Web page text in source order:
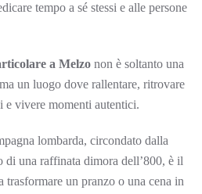
tempo a sé stessi e alle persone
a Melzo non è soltanto una
un luogo dove rallentare, ritrovare
e vivere momenti autentici.
lombarda, circondato dalla
di una raffinata dimora dell’800, è il
trasformare un pranzo o una cena in